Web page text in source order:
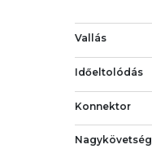
Vallás
Időeltolódás
Konnektor
Nagykövetség